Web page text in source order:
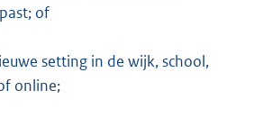
of
setting in de wijk, school,
online;